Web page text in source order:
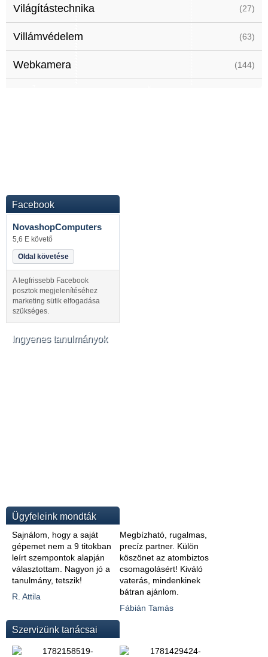
Világítástechnika (27)
Villámvédelem (63)
Webkamera (144)
Facebook
NovashopComputers
5,6 E követő
Oldal követése
A legfrissebb Facebook
posztok megjelenítéséhez
marketing sütik elfogadása
szükséges.
Ingyenes tanulmányok
Ügyfeleink mondták
Sajnálom, hogy a saját
gépemet nem a 9 titokban
leírt szempontok alapján
választottam. Nagyon jó a
tanulmány, tetszik!
R. Attila
Megbízható, rugalmas,
precíz partner. Külön
köszönet az atombiztos
csomagolásért! Kiváló
vaterás, mindenkinek
bátran ajánlom.
Fábián Tamás
Szervizünk tanácsai